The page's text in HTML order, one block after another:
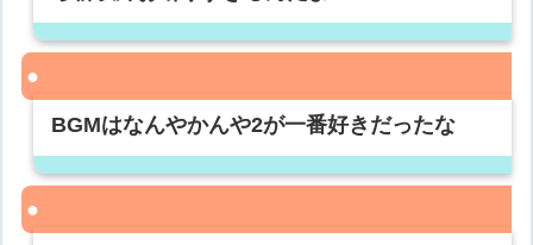
BGMはなんやかんや2が一番好きだったな